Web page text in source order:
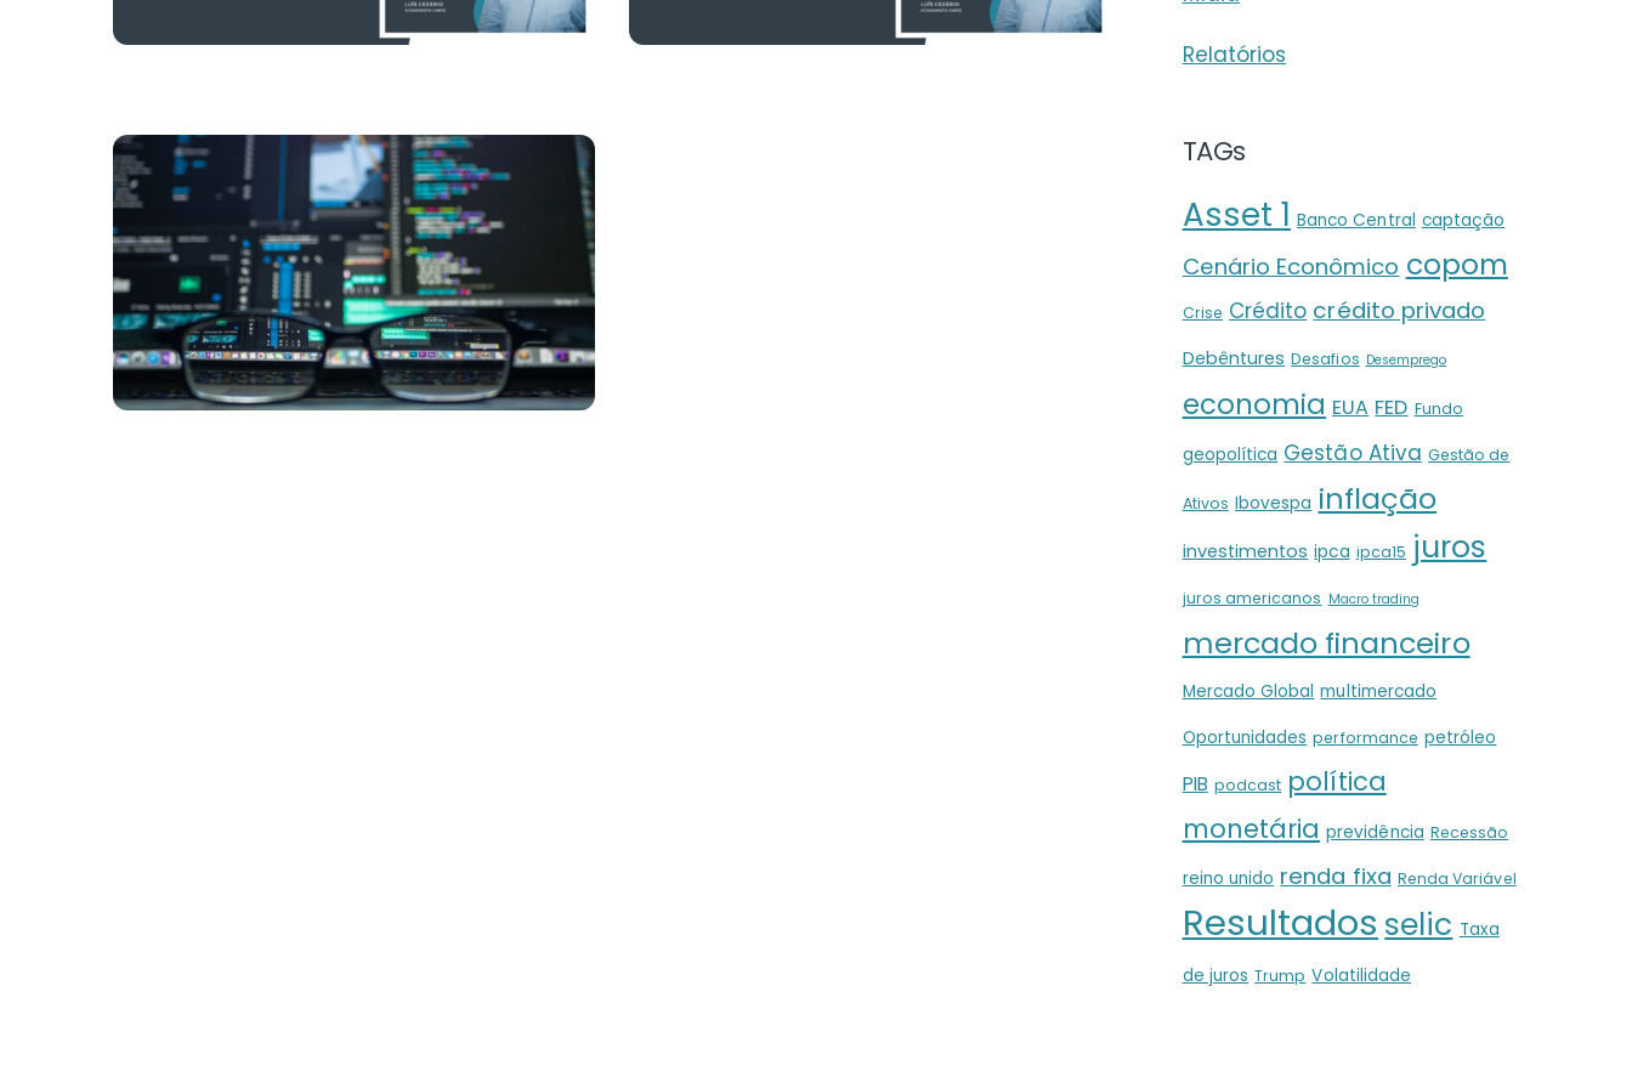
Relatórios
TAGs
Asset 1 Banco Central captação
Cenário Econômico copom
Crise Crédito crédito privado
Debêntures Desafios Desemprego
economia EUA FED Fundo
geopolítica Gestão Ativa Gestão de
Ativos Ibovespa inflação
investimentos ipca ipca15 juros
juros americanos Macro trading
mercado financeiro
Mercado Global multimercado
Oportunidades performance petróleo
PIB podcast política
monetária previdência Recessão
reino unido renda fixa Renda Variável
Resultados selic Taxa
de juros Trump Volatilidade